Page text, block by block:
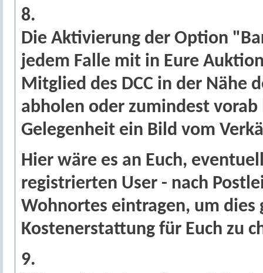
8.
Die Aktivierung der Option
jedem Falle mit in Eure
Mitglied des DCC in der Nähe
abholen oder zumindest
Gelegenheit ein Bild vom
Hier wäre es an Euch,
registrierten User - nach
Wohnortes eintragen, um dies
Kostenerstattung für Euch zu
9.